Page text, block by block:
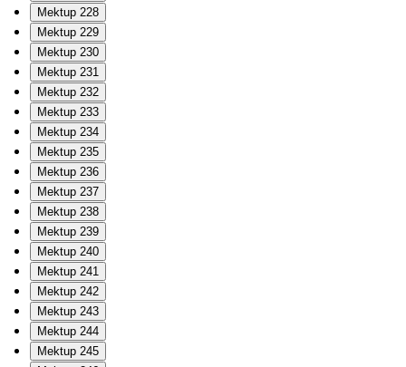
Mektup 228
Mektup 229
Mektup 230
Mektup 231
Mektup 232
Mektup 233
Mektup 234
Mektup 235
Mektup 236
Mektup 237
Mektup 238
Mektup 239
Mektup 240
Mektup 241
Mektup 242
Mektup 243
Mektup 244
Mektup 245